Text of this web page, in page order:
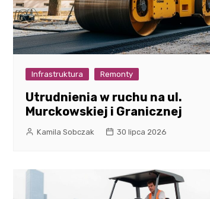
Infrastruktura Remonty
Utrudnienia w ruchu na ul.
Murckowskiej i Granicznej
Kamila Sobczak 30 lipca 2026